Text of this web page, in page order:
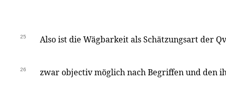
25 Also ist die Wägbarkeit als Schätzungsart der
26 zwar objectiv möglich nach Begriffen und den